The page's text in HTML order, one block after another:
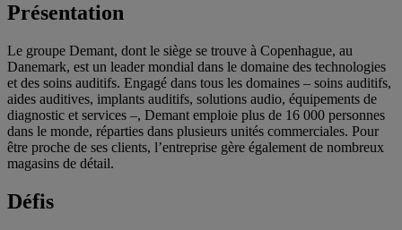
Présentation
Le groupe Demant, dont le siège se trouve à Copenhague, au
Danemark, est un leader mondial dans le domaine des technologies
et des soins auditifs. Engagé dans tous les domaines – soins auditifs,
aides auditives, implants auditifs, solutions audio, équipements de
diagnostic et services –, Demant emploie plus de 16 000 personnes
dans le monde, réparties dans plusieurs unités commerciales. Pour
être proche de ses clients, l’entreprise gère également de nombreux
magasins de détail.
Défis